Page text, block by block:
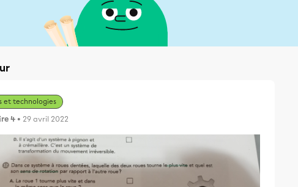
et technologies
4 • 29 avril 2022